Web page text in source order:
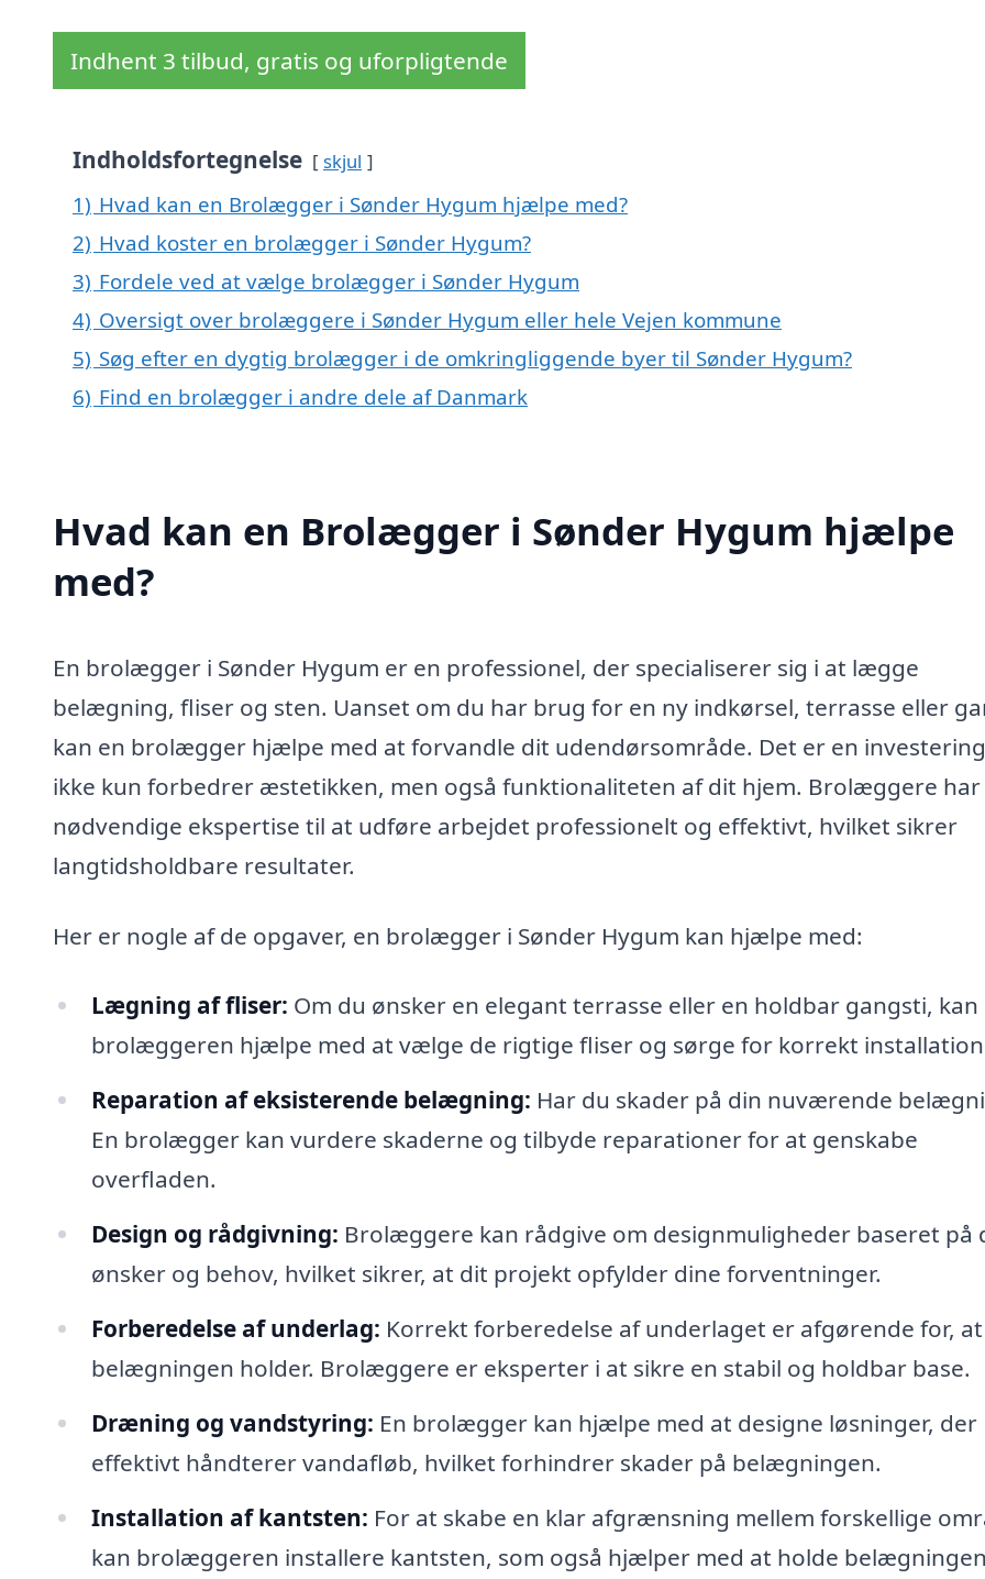
Indhent 3 tilbud, gratis og uforpligtende
Indholdsfortegnelse skjul
1) Hvad kan en Brolægger i Sønder Hygum hjælpe med?
2) Hvad koster en brolægger i Sønder Hygum?
3) Fordele ved at vælge brolægger i Sønder Hygum
4) Oversigt over brolæggere i Sønder Hygum eller hele Vejen kommune
5) Søg efter en dygtig brolægger i de omkringliggende byer til Sønder Hygum?
6) Find en brolægger i andre dele af Danmark
Hvad kan en Brolægger i Sønder Hygum hjælpe
med?
En brolægger i Sønder Hygum er en professionel, der specialiserer sig i at lægge
belægning, fliser og sten. Uanset om du har brug for en ny indkørsel, terrasse eller
kan en brolægger hjælpe med at forvandle dit udendørsområde. Det er en
ikke kun forbedrer æstetikken, men også funktionaliteten af dit hjem. Brolæggere har
nødvendige ekspertise til at udføre arbejdet professionelt og effektivt, hvilket sikrer
langtidsholdbare resultater.
Her er nogle af de opgaver, en brolægger i Sønder Hygum kan hjælpe med:
Lægning af fliser: Om du ønsker en elegant terrasse eller en holdbar gangsti, kan
brolæggeren hjælpe med at vælge de rigtige fliser og sørge for korrekt
Reparation af eksisterende belægning: Har du skader på din nuværende
En brolægger kan vurdere skaderne og tilbyde reparationer for at genskabe
overfladen.
Design og rådgivning: Brolæggere kan rådgive om designmuligheder baseret på
ønsker og behov, hvilket sikrer, at dit projekt opfylder dine forventninger.
Forberedelse af underlag: Korrekt forberedelse af underlaget er afgørende for, at
belægningen holder. Brolæggere er eksperter i at sikre en stabil og holdbar base.
Dræning og vandstyring: En brolægger kan hjælpe med at designe løsninger, der
effektivt håndterer vandafløb, hvilket forhindrer skader på belægningen.
Installation af kantsten: For at skabe en klar afgrænsning mellem forskellige
kan brolæggeren installere kantsten, som også hjælper med at holde